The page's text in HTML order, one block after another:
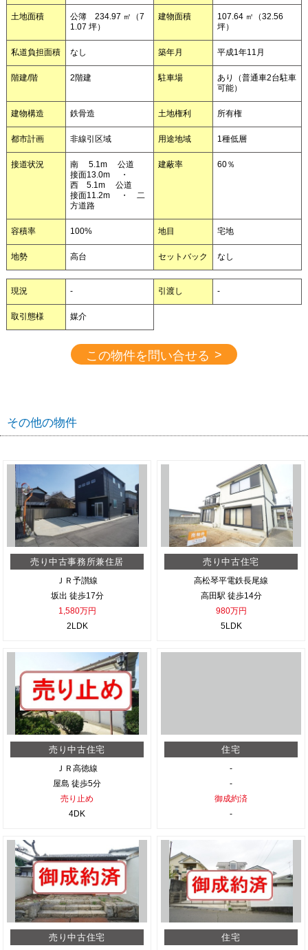
土地面積
公簿 234.97 ㎡（7
1.07 坪）
建物面積
107.64 ㎡（32.56
坪）
私道負担面積 なし 築年月 平成1年11月
階建/階 2階建 駐車場
あり（普通車2台駐車
可能）
建物構造 鉄骨造 土地権利 所有権
都市計画 非線引区域 用途地域 1種低層
接道状況
南 5.1m 公道
接面13.0m ・
西 5.1m 公道
接面11.2m ・ 二
方道路
建蔽率 60％
容積率 100% 地目 宅地
地勢 高台 セットバック なし
現況 - 引渡し -
取引態様 媒介
この物件を問い合せる >
その他の物件
売り中古事務所兼住居
ＪＲ予讃線
坂出 徒歩17分
1,580万円
2LDK
売り中古住宅
高松琴平電鉄長尾線
高田駅 徒歩14分
980万円
5LDK
売り中古住宅
ＪＲ高徳線
屋島 徒歩5分
売り止め
4DK
住宅
-
-
御成約済
-
売り中古住宅 住宅